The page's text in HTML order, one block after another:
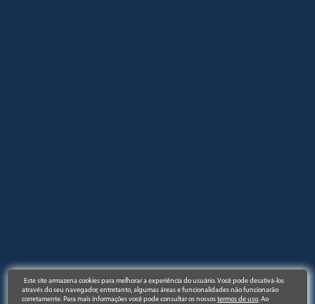
Este site armazena cookies para melhorar a experiência do usuário. Você pode desativá-los
através do seu navegador, entretanto, algumas áreas e funcionalidades não funcionarão
corretamente. Para mais informações você pode consultar os nossostermos de uso. Ao